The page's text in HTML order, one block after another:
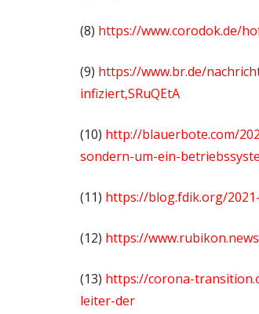
(8) https://www.corodok.de/
(9) https://www.br.de/
infiziert,SRuQEtA
(10) http://blauerbote.com/
sondern-um-ein-
(11) https://blog.fdik.org/
(12) https://
(13) https://corona-
leiter-der